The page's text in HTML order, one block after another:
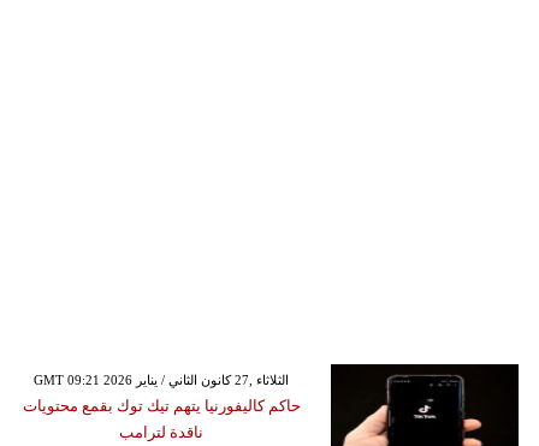
GMT 09:21 2026 الثلاثاء ,27 كانون الثاني / يناير
حاكم كاليفورنيا يتهم تيك توك بقمع محتويات
ناقدة لترامب